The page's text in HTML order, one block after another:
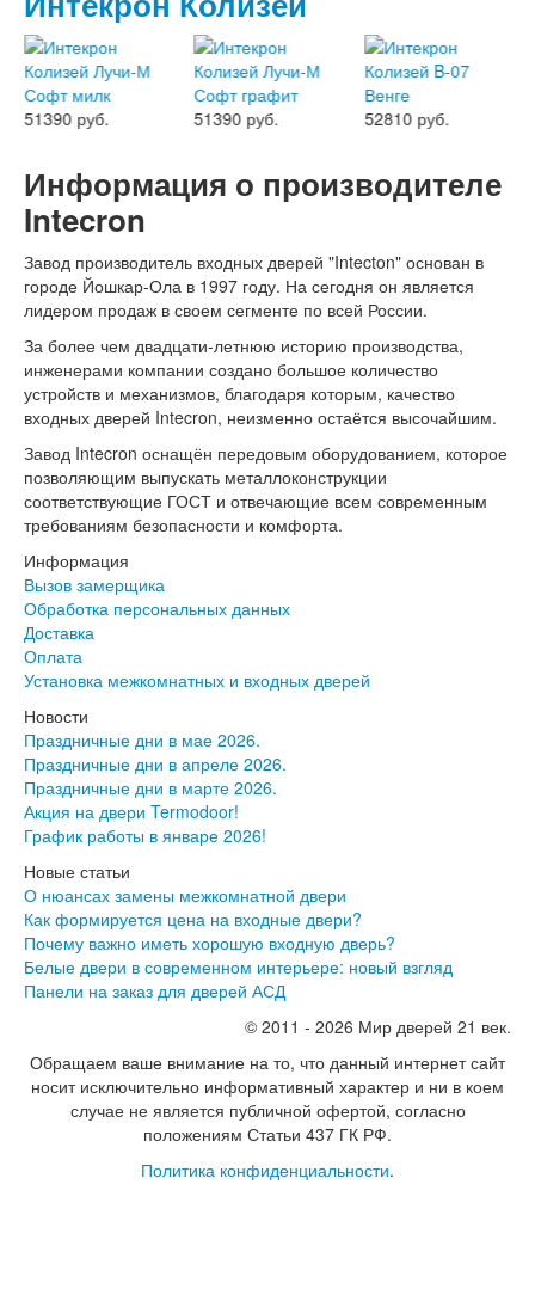
Лайн
Мегаполис
Мегаполис ГЛ
Неоклассика Про
Шпон текстурированный
Эмалекс
Серия Дебют
Серия Нео
Серия Симпл
Серия Синди
Серия Скай
Серия Стефани
Серия Уно
ПЭТ Верда
Коллекция дверей Альтекс
Коллекция дверей Элеганс
Экошпон Верда
Коллекция дверей Техно
Шпон Дворецкий
Инвизибл Про
Экошпон Про
Эмаль Про
Двери межкомнатные ВФД
Атум ВФД
Бейсик ВФД
Винтер ВФД
Иннова ВФД
Классик Арт ВФД
Стокгольм ВФД
Эмалекс ВФД
Фурнитура
Фурнитура Adden bau
Фурнитура Bussare
Фурнитура Vantage
Распродажа
51390 руб. 51390 руб. 52810 руб.
Информация о производителе
Intecron
Завод производитель входных дверей "Intecton" основан в
городе Йошкар-Ола в 1997 году. На сегодня он является
лидером продаж в своем сегменте по всей России.
За более чем двадцати-летнюю историю производства,
инженерами компании создано большое количество
устройств и механизмов, благодаря которым, качество
входных дверей Intecron, неизменно остаётся высочайшим.
Завод Intecron оснащён передовым оборудованием, которое
позволяющим выпускать металлоконструкции
соответствующие ГОСТ и отвечающие всем современным
требованиям безопасности и комфорта.
Информация
Вызов замерщика
Обработка персональных данных
Доставка
Оплата
Установка межкомнатных и входных дверей
Новости
Праздничные дни в мае 2026.
Праздничные дни в апреле 2026.
Праздничные дни в марте 2026.
Акция на двери Termodoor!
График работы в январе 2026!
Новые статьи
О нюансах замены межкомнатной двери
Как формируется цена на входные двери?
Почему важно иметь хорошую входную дверь?
Белые двери в современном интерьере: новый взгляд
Панели на заказ для дверей АСД
© 2011 - 2026 Мир дверей 21 век.
Обращаем ваше внимание на то, что данный интернет сайт
носит исключительно информативный характер и ни в коем
случае не является публичной офертой, согласно
положениям Статьи 437 ГК РФ.
Политика конфиденциальности.